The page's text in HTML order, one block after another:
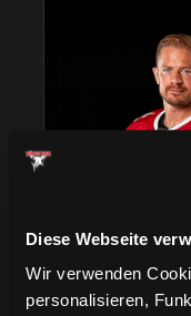
Diese Webseite
Wir verwenden
personalisieren,